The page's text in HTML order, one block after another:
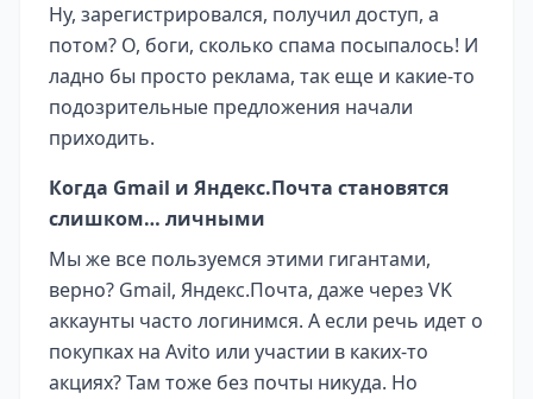
Ну, зарегистрировался, получил доступ, а
потом? О, боги, сколько спама посыпалось! И
ладно бы просто реклама, так еще и какие-то
подозрительные предложения начали
приходить.
Когда Gmail и Яндекс.Почта становятся
слишком… личными
Мы же все пользуемся этими гигантами,
верно? Gmail, Яндекс.Почта, даже через VK
аккаунты часто логинимся. А если речь идет о
покупках на Avito или участии в каких-то
акциях? Там тоже без почты никуда. Но